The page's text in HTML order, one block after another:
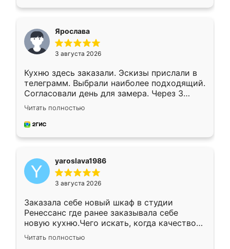
Ярослава
3 августа 2026
Кухню здесь заказали. Эскизы прислали в
телеграмм. Выбрали наиболее подходящий.
Согласовали день для замера. Через 3
недели кухня была уже готова. Остались
довольны работой. Спасибо Ренессанс
мебель за качественную работу!
Читать полностью
yaroslava1986
3 августа 2026
Заказала себе новый шкаф в студии
Ренессанс где ранее заказывала себе
новую кухню.Чего искать, когда качеством
вполне довольна. Служит кухня уже почти
два года, нареканий нет.
Читать полностью